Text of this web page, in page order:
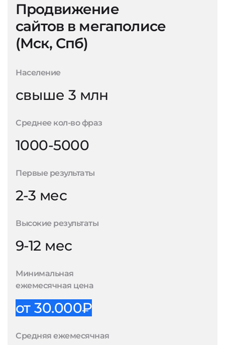
Продвижение
сайтов в мегаполисе
(Мск, Спб)
Население
свыше 3 млн
Среднее кол-во фраз
1000-5000
Первые результаты
2-3 мес
Высокие результаты
9-12 мес
Минимальная
ежемесячная цена
от 30.000₽
Средняя ежемесячная